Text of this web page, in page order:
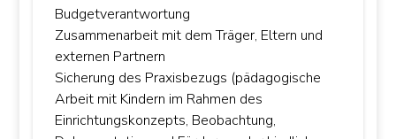
Budgetverantwortung
Zusammenarbeit mit dem Träger, Eltern und
externen Partnern
Sicherung des Praxisbezugs (pädagogische
Arbeit mit Kindern im Rahmen des
Einrichtungskonzepts, Beobachtung,